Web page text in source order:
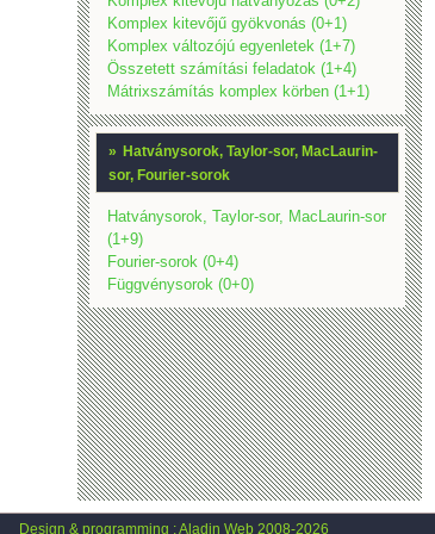
Komplex kitevőjű gyökvonás (0+1)
Komplex változójú egyenletek (1+7)
Összetett számítási feladatok (1+4)
Mátrixszámítás komplex körben (1+1)
» Hatványsorok, Taylor-sor, MacLaurin-
sor, Fourier-sorok
Hatványsorok, Taylor-sor, MacLaurin-sor
(1+9)
Fourier-sorok (0+4)
Függvénysorok (0+0)
Design & programming : Aladin Web 2008-2026